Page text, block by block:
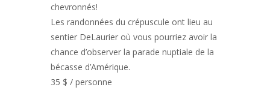
chevronnés!
Les randonnées du crépuscule ont lieu au
sentier DeLaurier où vous pourriez avoir la
chance d’observer la parade nuptiale de la
bécasse d’Amérique.
35 $ / personne